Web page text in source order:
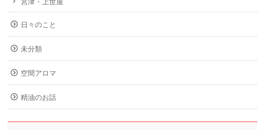
日々のこと
未分類
空間アロマ
精油のお話